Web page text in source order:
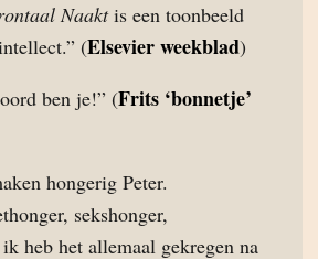
Naaktis een toonbeeld
(Elsevier weekblad)
ben je!” (Frits ‘bonnetje’
hongerig Peter.
sekshonger,
heb het allemaal gekregen na